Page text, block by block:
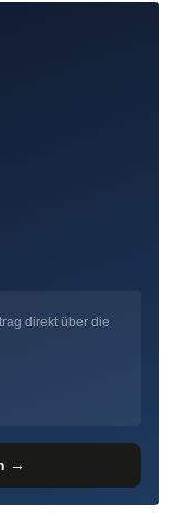
direkt über die
→